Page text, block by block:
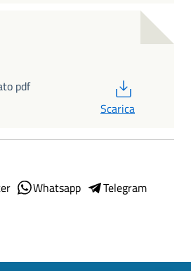
pdf
Scarica
Whatsapp
Telegram